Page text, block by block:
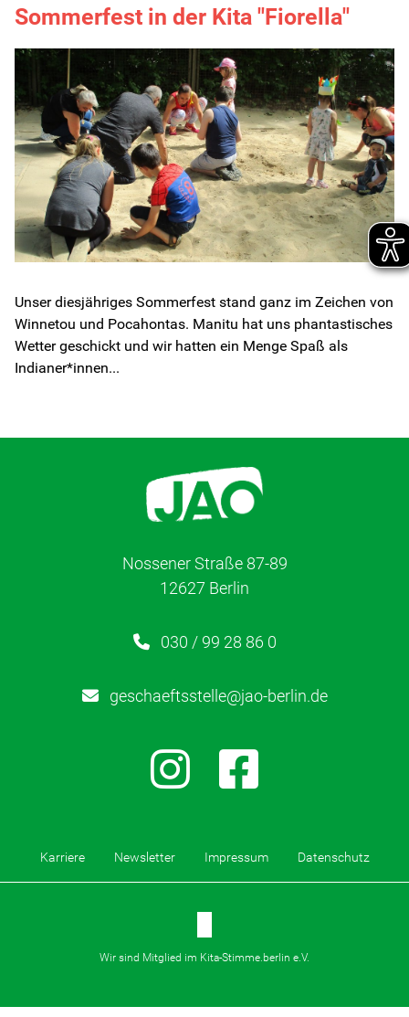
Sommerfest in der Kita "Fiorella"
Unser diesjähriges Sommerfest stand ganz im Zeichen von
Winnetou und Pocahontas. Manitu hat uns phantastisches
Wetter geschickt und wir hatten ein Menge Spaß als
Indianer*innen...
Nossener Straße 87-89
12627 Berlin
030 / 99 28 86 0
geschaeftsstelle@jao-berlin.de
Karriere Newsletter Impressum Datenschutz
Wir sind Mitglied im Kita-Stimme.berlin e.V.